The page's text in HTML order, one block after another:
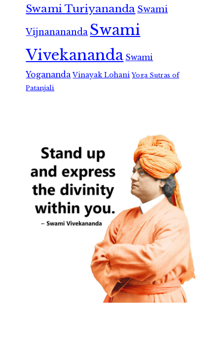
Swami Turiyananda Swami
Vijnanananda Swami
Vivekananda Swami
Yogananda Vinayak Lohani Yoga Sutras of
Patanjali